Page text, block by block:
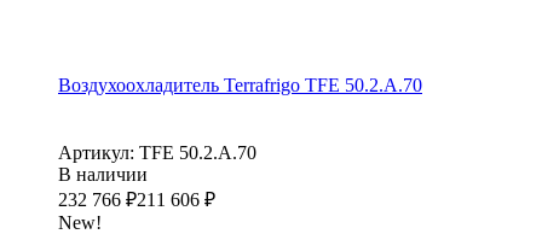
Воздухоохладитель Terrafrigo TFE 50.2.A.70
Артикул: TFE 50.2.A.70
В наличии
232 766 ₽211 606 ₽
New!